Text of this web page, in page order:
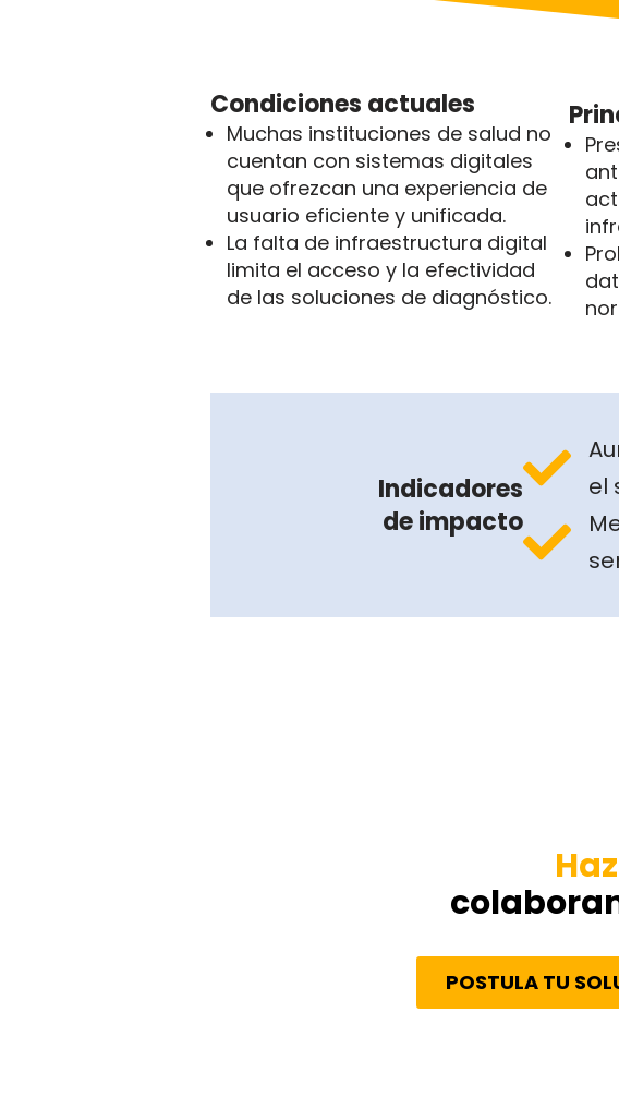
Condiciones actuales
Muchas instituciones de salud no
cuentan con sistemas digitales
que ofrezcan una experiencia de
usuario eficiente y unificada.
La falta de infraestructura digital
limita el acceso y la efectividad
de las soluciones de diagnóstico.
Indicadores
de impacto
el
POSTULA TU